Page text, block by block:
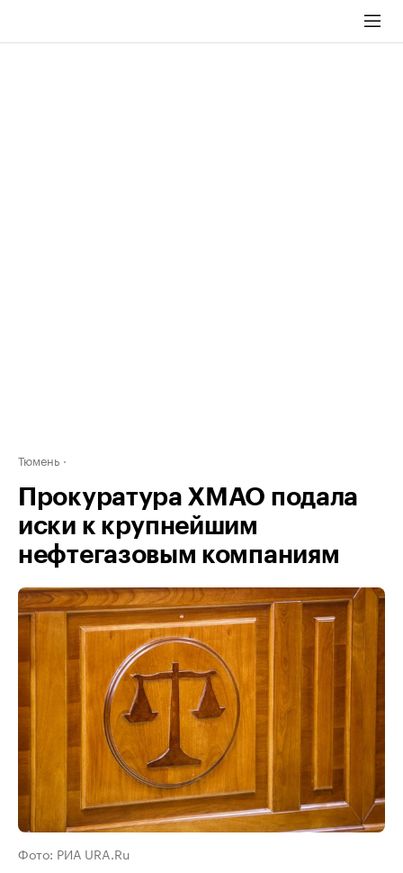
Тюмень
Прокуратура ХМАО подала
иски к крупнейшим
нефтегазовым компаниям
Фото: РИА URA.Ru